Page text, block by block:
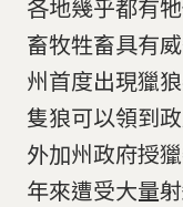
各地幾乎都有
畜牧牲畜具有
州首度出現獵
隻狼可以領到
外加州政府授
年來遭受大量